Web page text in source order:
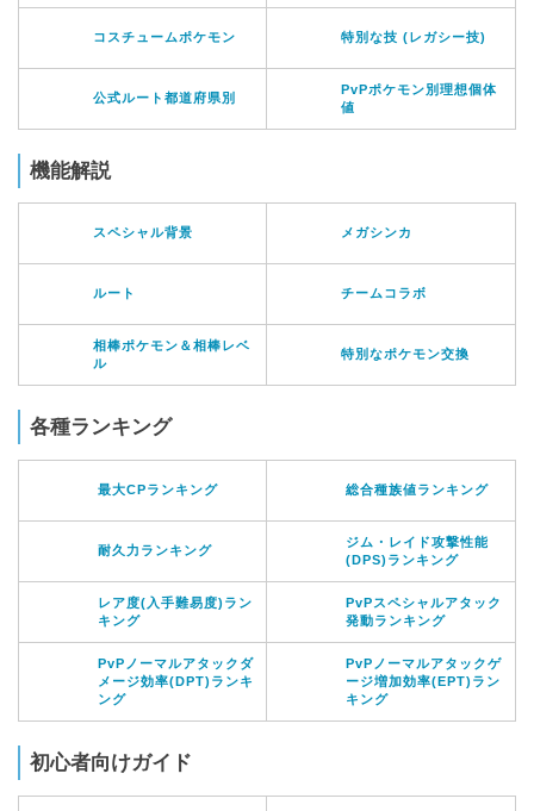
コスチュームポケモン 特別な技 (レガシー技)
公式ルート都道府県別
PvPポケモン別理想個体
値
機能解説
スペシャル背景 メガシンカ
ルート チームコラボ
相棒ポケモン＆相棒レベ
ル
特別なポケモン交換
各種ランキング
最大CPランキング 総合種族値ランキング
耐久力ランキング
ジム・レイド攻撃性能
(DPS)ランキング
レア度(入手難易度)ラン
キング
PvPスペシャルアタック
発動ランキング
PvPノーマルアタックダ
メージ効率(DPT)ランキ
ング
PvPノーマルアタックゲ
ージ増加効率(EPT)ラン
キング
初心者向けガイド